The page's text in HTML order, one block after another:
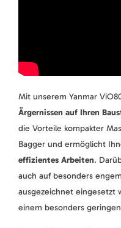
Mit unserem Yanmar
Ärgernissen auf Ihren
die Vorteile kompakter
Bagger und ermöglicht
effizientes Arbeiten.
auch auf besonders
ausgezeichnet eingesetzt
einem besonders